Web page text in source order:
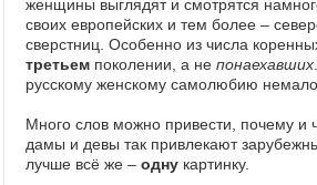
Фототоп
Видеотоп
женщины выглядят и смотрятся
своих европейских и тем более –
сверстниц. Особенно из числа
третьем поколении, а не понаехавших
русскому женскому самолюбию немало
Много слов можно привести, почему и
дамы и девы так привлекают
лучше всё же – одну картинку.